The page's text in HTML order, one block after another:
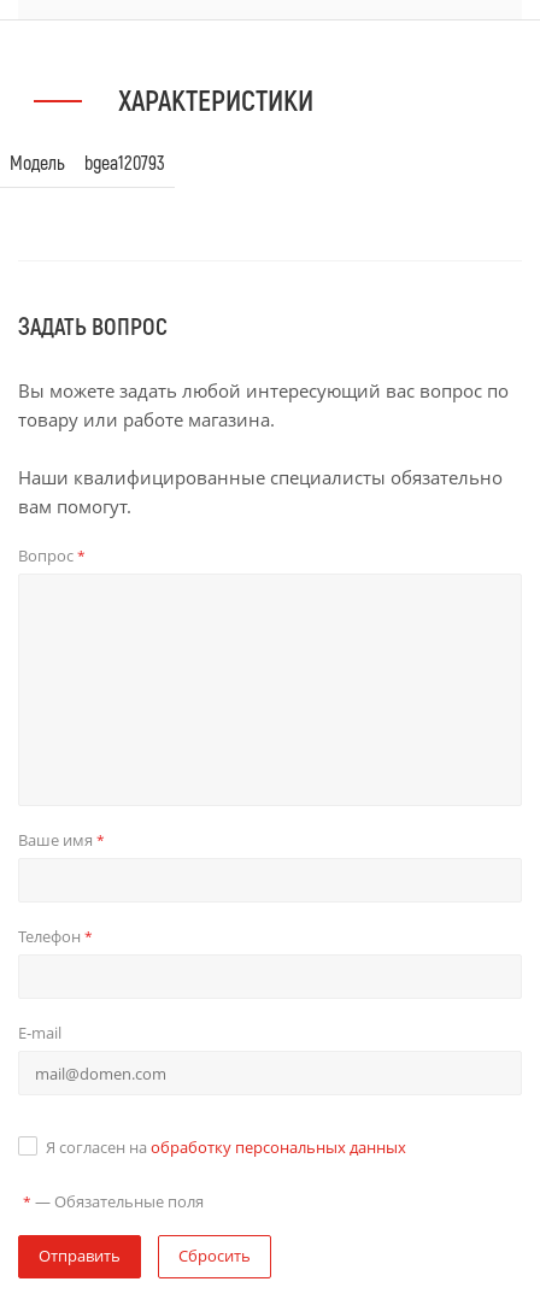
ХАРАКТЕРИСТИКИ
Модель bgea120793
ЗАДАТЬ ВОПРОС
Вы можете задать любой интересующий вас вопрос по
товару или работе магазина.
Наши квалифицированные специалисты обязательно
вам помогут.
Вопрос*
Ваше имя *
Телефон *
E-mail
Я согласен на обработку персональных данных
* — Обязательные поля
Отправить Сбросить